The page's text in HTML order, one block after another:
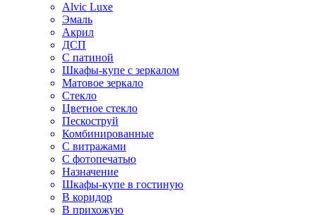
Alvic Luxe
Эмаль
Акрил
ДСП
С патиной
Шкафы-купе с зеркалом
Матовое зеркало
Стекло
Цветное стекло
Пескоструй
Комбинированные
С витражами
С фотопечатью
Назначение
Шкафы-купе в гостиную
В коридор
В прихожую